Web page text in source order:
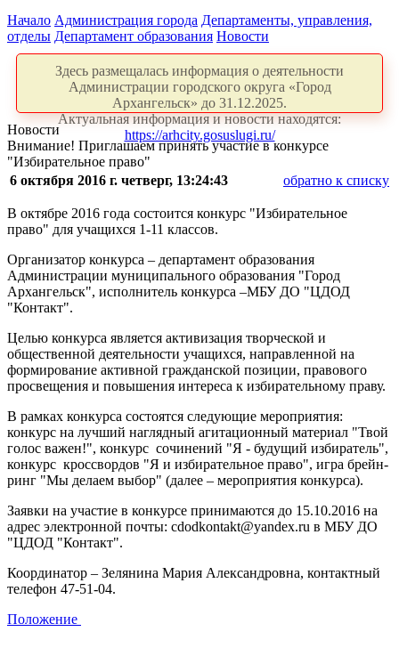
Начало Администрация города Департаменты, управления,
отделы Департамент образования Новости
Здесь размещалась информация о деятельности
Администрации городского округа «Город
Архангельск» до 31.12.2025.
Актуальная информация и новости находятся:
https://arhcity.gosuslugi.ru/
Новости
Внимание! Приглашаем принять участие в конкурсе
"Избирательное право"
6 октября 2016 г. четверг, 13:24:43
обратно к списку
В октябре 2016 года состоится конкурс "Избирательное
право" для учащихся 1-11 классов.
Организатор конкурса – департамент образования
Администрации муниципального образования "Город
Архангельск", исполнитель конкурса –МБУ ДО "ЦДОД
"Контакт".
Целью конкурса является активизация творческой и
общественной деятельности учащихся, направленной на
формирование активной гражданской позиции, правового
просвещения и повышения интереса к избирательному праву.
В рамках конкурса состоятся следующие мероприятия:
конкурс на лучший наглядный агитационный материал "Твой
голос важен!", конкурс сочинений "Я - будущий избиратель",
конкурс кроссвордов "Я и избирательное право", игра брейн-
ринг "Мы делаем выбор" (далее – мероприятия конкурса).
Заявки на участие в конкурсе принимаются до 15.10.2016 на
адрес электронной почты: cdodkontakt@yandex.ru в МБУ ДО
"ЦДОД "Контакт".
Координатор – Зелянина Мария Александровна, контактный
телефон 47-51-04.
Положение